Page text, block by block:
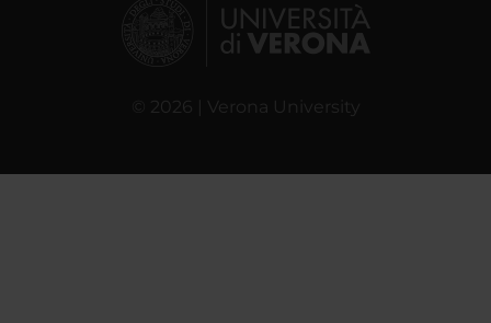
© 2026 | Verona University